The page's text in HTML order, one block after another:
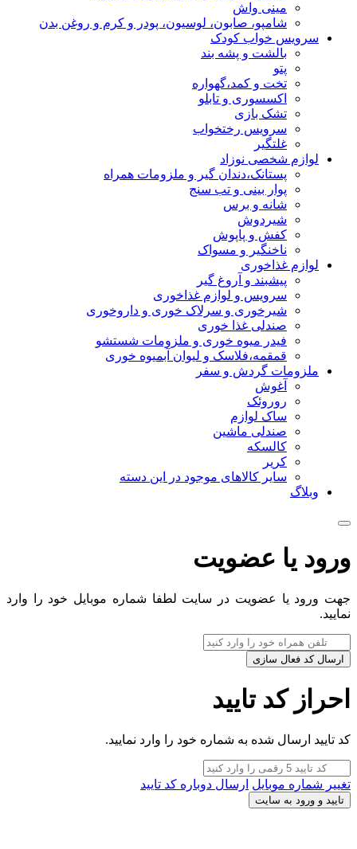
مینی واش
شامپو، صابون، لوسیون، پودر و کرم و روغن بدن
سرویس خواب کودک
بالشت و پشه بند
پتو
تخت و کمد،گهواره
اکسسوری و تابلو
تشک بازی
سرویس رختخواب
غلتگیر
لوازم شخصی نوزاد
پستانک،دندان گیر و ملزومات همراه
پوار بینی و تب سنج
شانه و برس
شیردوش
کفش و پاپوش
ناخنگیر و مسواک
لوازم غذاخوری
پیشبند و آروغ گیر
سرویس و لوازم غذاخوری
شیرخوری و سرلاک خوری و داروخوری
صندلی غذا خوری
فیدر میوه خوری و ملزومات شستشو
قمقمه،فلاسک و لیوان آبمیوه خوری
ملزومات گردش و سفر
آغوش
روروئک
ساک لوازم
صندلی ماشین
کالسکه
کریر
سایر کالاهای موجود در این دسته
وبلاگ
ورود یا عضویت
جهت ورود یا عضویت در سایت لطفا شماره موبایل خود را وارد
نمایید.
ارسال کد فعال سازی
احراز کد تایید
کد تایید ارسال شده به شماره خود را وارد نمایید.
تغییر شماره موبایل ارسال دوباره کد تایید
تایید و ورود به سایت